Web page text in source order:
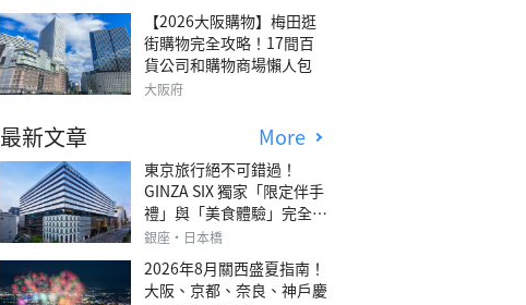
澤森四季VILLA」
【2026大阪購物】梅田逛
街購物完全攻略！17間百
貨公司和購物商場懶人包
大阪府
最新文章 More
東京旅行絕不可錯過！
GINZA SIX 獨家「限定伴手
禮」與「美食體驗」完全指
南
銀座・日本橋
2026年8月關西盛夏指南！
大阪、京都、奈良、神戶慶